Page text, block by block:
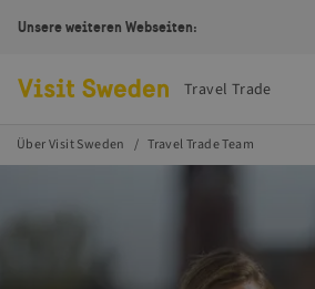
Unsere weiteren Webseiten:
Visit Sweden Logotype
Travel Trade
Über Visit Sweden Travel Trade Team